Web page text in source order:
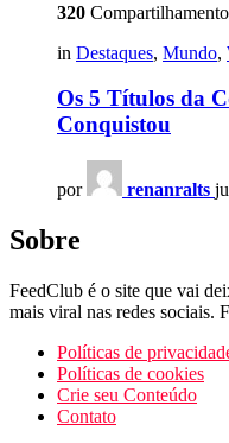
320
in Destaques, Mundo,
Os 5 Títulos da
Conquistou
por renanralts
Sobre
FeedClub é o site que vai
mais viral nas redes sociais.
Políticas de
Políticas de cookies
Crie seu Conteúdo
Contato